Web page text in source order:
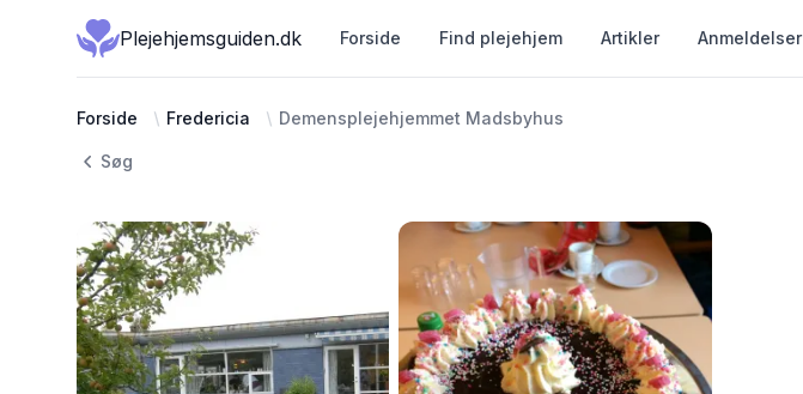
Plejehjemsguiden.dk Forside Find plejehjem Artikler Anmeldelser
Forside Fredericia Demensplejehjemmet Madsbyhus
Søg